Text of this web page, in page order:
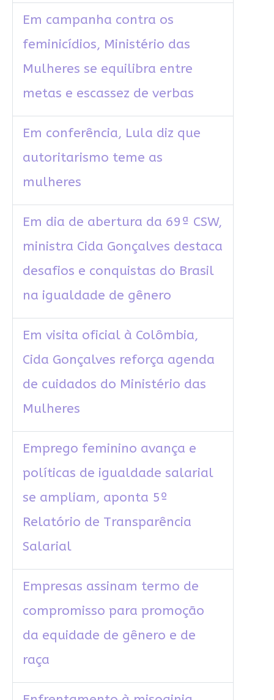
Em campanha contra os
feminicídios, Ministério das
Mulheres se equilibra entre
metas e escassez de verbas
Em conferência, Lula diz que
autoritarismo teme as
mulheres
Em dia de abertura da 69ª CSW,
ministra Cida Gonçalves destaca
desafios e conquistas do Brasil
na igualdade de gênero
Em visita oficial à Colômbia,
Cida Gonçalves reforça agenda
de cuidados do Ministério das
Mulheres
Emprego feminino avança e
políticas de igualdade salarial
se ampliam, aponta 5º
Relatório de Transparência
Salarial
Empresas assinam termo de
compromisso para promoção
da equidade de gênero e de
raça